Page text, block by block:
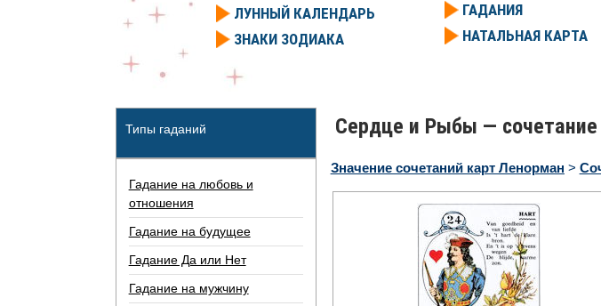
ЛУННЫЙ КАЛЕНДАРЬ
ЗНАКИ ЗОДИАКА
ГАДАНИЯ
НАТАЛЬНАЯ КАРТА
Сердце и Рыбы —
Значение сочетаний карт Ленорман >
Типы гаданий
Гадание на любовь и
отношения
Гадание на будущее
Гадание Да или Нет
Гадание на мужчину